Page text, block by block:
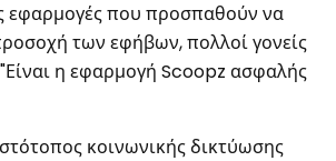
εφαρμογές που προσπαθούν να
των εφήβων, πολλοί γονείς
η εφαρμογή Scoopz ασφαλής
κοινωνικής δικτύωσης